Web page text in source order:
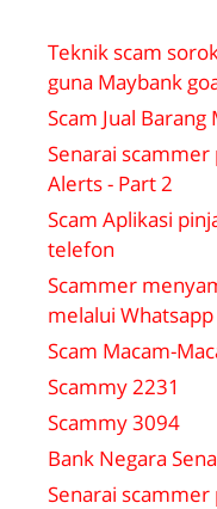
Teknik scam
guna Maybank
Scam Jual
Senarai
Alerts - Part 2
Scam Aplikasi
telefon
Scammer
melalui Whatsapp
Scam Macam-
Scammy 2231
Scammy 3094
Bank Negara
Senarai